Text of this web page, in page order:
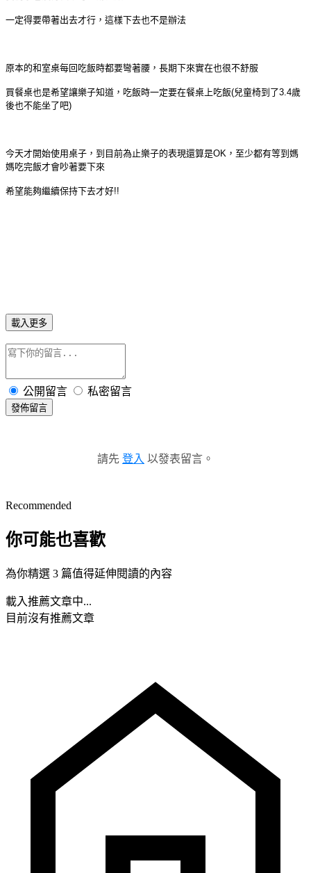
一定得要帶著出去才行，這樣下去也不是辦法
原本的和室桌每回吃飯時都要彎著腰，長期下來實在也很不舒服
買餐桌也是希望讓樂子知道，吃飯時一定要在餐桌上吃飯(兒童椅到了3.4歲
後也不能坐了吧)
今天才開始使用桌子，到目前為止樂子的表現還算是OK，至少都有等到媽
媽吃完飯才會吵著要下來
希望能夠繼續保持下去才好!!
載入更多
公開留言 私密留言
發佈留言
請先 登入 以發表留言。
Recommended
你可能也喜歡
為你精選 3 篇值得延伸閱讀的內容
載入推薦文章中...
目前沒有推薦文章